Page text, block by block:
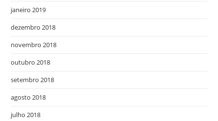
janeiro 2019
dezembro 2018
novembro 2018
outubro 2018
setembro 2018
agosto 2018
julho 2018